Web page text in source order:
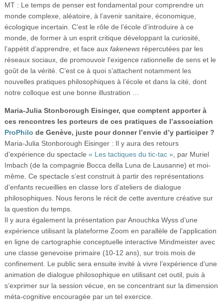
MT : Le temps de penser est fondamental pour comprendre un
monde complexe, aléatoire, à l’avenir sanitaire, économique,
écologique incertain. C’est le rôle de l’école d’introduire à ce
monde, de former à un esprit critique développant la curiosité,
l’appétit d’apprendre, et face aux fakenewsrépercutées par les
réseaux sociaux, de promouvoir l’exigence rationnelle de sens et le
goût de la vérité. C’est ce à quoi s’attachent notamment les
nouvelles pratiques philosophiques à l’école et dans la cité, dont
notre colloque est une bonne illustration …
Maria-Julia Stonborough Eisinger, que comptent apporter à
ces rencontres les porteurs de ces pratiques de l’association
ProPhilo de Genève, juste pour donner l’envie d’y participer ?
Maria-Julia Stonborough Eisinger : Il y aura des retours
d’expérience du spectacle « Les tactiques du tic-tac », par Muriel
Imbach (de la compagnie Bocca della Luna de Lausanne) et moi-
même. Ce spectacle s’est construit à partir des représentations
d’enfants recueillies en classe lors d’ateliers de dialogue
philosophiques. Nous ferons le récit de cette aventure créative sur
la question du temps.
Il y aura également la présentation par Anouchka Wyss d’une
expérience utilisant la plateforme Zoom en parallèle de l’application
en ligne de cartographie conceptuelle interactive Mindmeister avec
une classe genevoise primaire (10-12 ans), sur trois mois de
confinement. Le public sera ensuite invité à vivre l’expérience d’une
animation de dialogue philosophique en utilisant cet outil, puis à
s’exprimer sur la session vécue, en se concentrant sur la dimension
méta-cognitive encouragée par un tel exercice.